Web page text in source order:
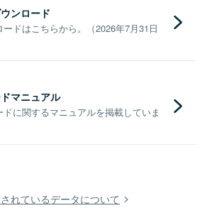
ンロード
ドはこちらから。（2026年7月31日
マニュアル
に関するマニュアルを掲載していま
れているデータについて